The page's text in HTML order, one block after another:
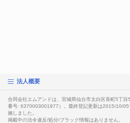
法人概要
合同会社エムアンドは、宮城県仙台市太白区長町5丁
番号: 6370003001977）。最終登記更新は2015/10/05
施しました。
掲載中の法令違反/処分/ブラック情報はありません。